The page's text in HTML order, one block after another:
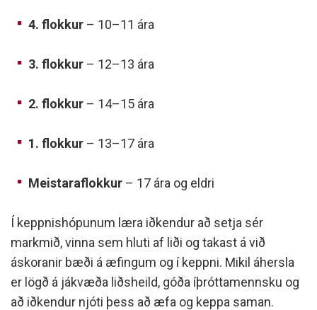
4. flokkur – 10–11 ára
3. flokkur – 12–13 ára
2. flokkur – 14–15 ára
1. flokkur – 13–17 ára
Meistaraflokkur – 17 ára og eldri
Í keppnishópunum læra iðkendur að setja sér
markmið, vinna sem hluti af liði og takast á við
áskoranir bæði á æfingum og í keppni. Mikil áhersla
er lögð á jákvæða liðsheild, góða íþróttamennsku og
að iðkendur njóti þess að æfa og keppa saman.